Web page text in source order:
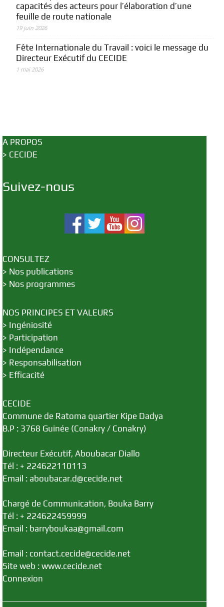
capacités des acteurs pour l’élaboration d’une
feuille de route nationale
19 juin 2026
Fête Internationale du Travail : voici le message du
Directeur Exécutif du CECIDE
1 mai 2026
A PROPOS
> CECIDE
Suivez-nous
CONSULTEZ
> Nos publications
> Nos programmes
NOS PRINCIPES ET VALEURS
> Ingéniosité
> Participation
> Indépendance
> Responsabilisation
> Efficacité
CECIDE
Commune de Ratoma quartier Kipe Dadya
B.P : 3768 Guinée (Conakry / Conakry)
Directeur Exécutif, Aboubacar Diallo
Tél : + 224622110113
Email : aboubacar.d@cecide.net
Chargé de Communication, Bouka Barry
Tél : + 224622459999
Email : barryboukaa@gmail.com
Email : contact.cecide@cecide.net
Site web : www.cecide.net
Connexion